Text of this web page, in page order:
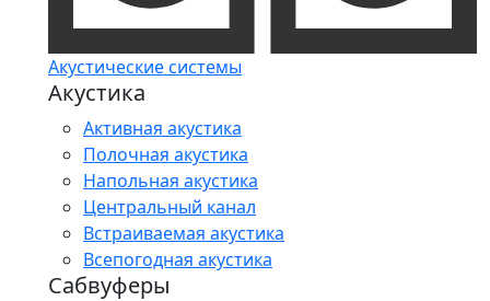
Акустические системы
Акустика
Активная акустика
Полочная акустика
Напольная акустика
Центральный канал
Встраиваемая акустика
Всепогодная акустика
Сабвуферы